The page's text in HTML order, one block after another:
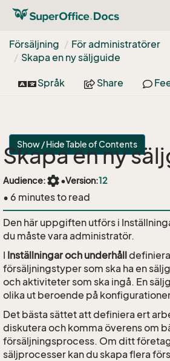
Försäljning
För administratörer
Skapa en ny säljguide
Språk Share
Show / Hide Table of Contents
Skapa en ny
Audience:settings•Version:12
• 6 minutes to read
Den här uppgiften utförs i
du måste vara administratör.
I Inställningar och underhåll
försäljningstyper som ska ha en
och aktiviteter som ska ingå. En
olika ut beroende på
Det bästa sättet att definiera ert
diskutera och komma överens om
försäljningsprocess. Om ditt
säljprocesser kan du skapa flera